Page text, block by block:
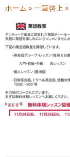
ン
ス
キ
ホーム » 一筆啓上»